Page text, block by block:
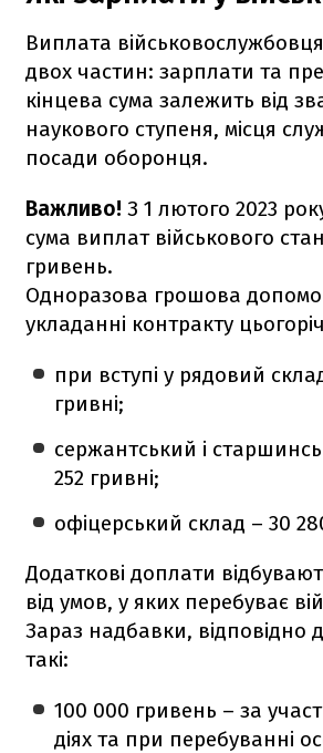
Виплата
двох частин: зарплати та
кінцева сума залежить від
наукового ступеня, місця
посади оборонця.
Важливо! З 1 лютого 2023
сума виплат військового
гривень.
Одноразова грошова
укладанні контракту
при вступі у рядовий
гривні;
сержантський і
252 гривні;
офіцерський склад – 30
Додаткові доплати
від умов, у яких перебуває
Зараз надбавки, відповідно
такі:
100 000 гривень – за
діях та при перебуванні